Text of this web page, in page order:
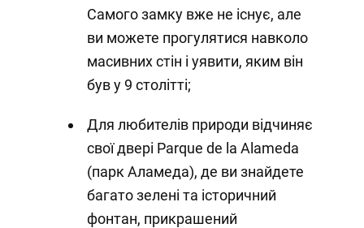
Самого замку вже не існує, але
ви можете прогулятися навколо
масивних стін і уявити, яким він
був у 9 столітті;
Для любителів природи відчиняє
свої двері Parque de la Alameda
(парк Аламеда), де ви знайдете
багато зелені та історичний
фонтан, прикрашений